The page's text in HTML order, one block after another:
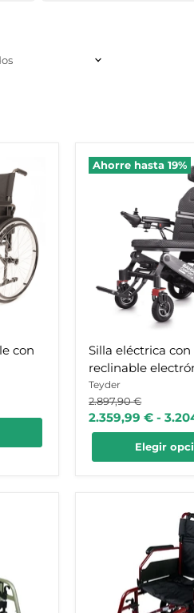
con
Ahorre hasta19%
Silla
eléctrica
reclinable
electrónicamente
Silla eléctrica
reclinable
45º
Teyder
Precio
original
2.897,90 €
2.359,99 € -
Elegir
transferencia
apoyabrazos